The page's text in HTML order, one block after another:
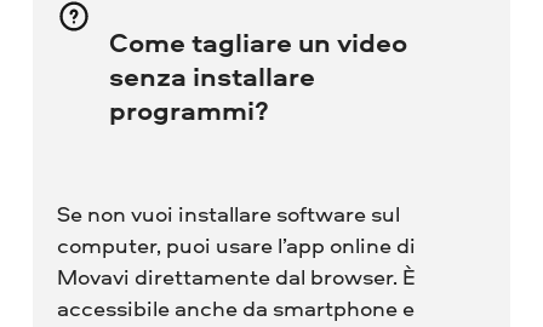
Come tagliare un video
senza installare
programmi?
Se non vuoi installare software sul
computer, puoi usare l’app online di
Movavi direttamente dal browser. È
accessibile anche da smartphone e